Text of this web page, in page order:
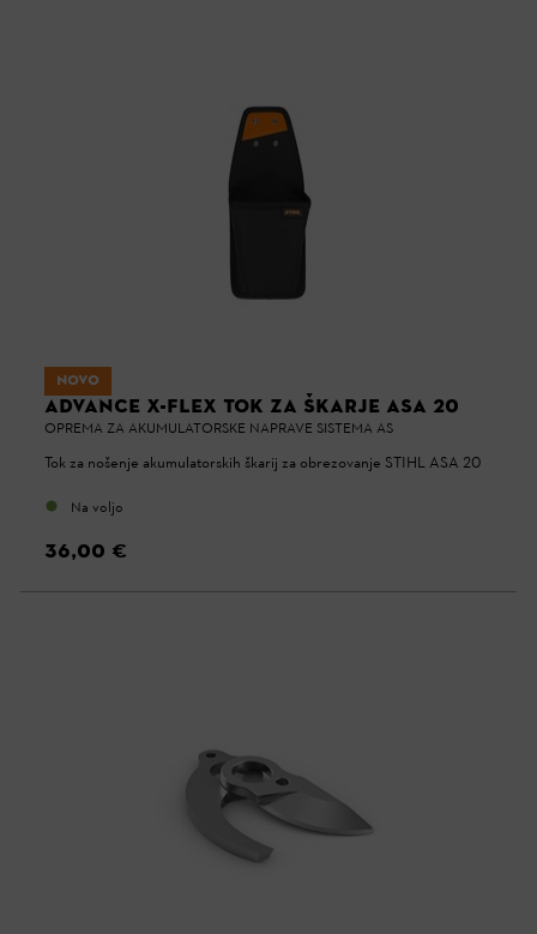
NOVO
ADVANCE X-FLEX TOK ZA ŠKARJE ASA 20
OPREMA ZA AKUMULATORSKE NAPRAVE SISTEMA AS
Tok za nošenje akumulatorskih škarij za obrezovanje STIHL ASA 20
Na voljo
36,00 €